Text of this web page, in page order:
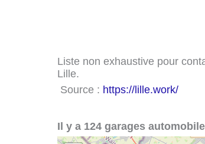
Liste non exhaustive pour
Lille.
Source : https://lille.work/
Il y a 124 garages